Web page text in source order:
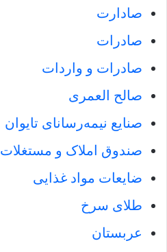
صادارت
صادرات
صادرات و واردات
صالح العمری
صنایع نیمه‌رسانای تایوان
صندوق املاک و‌ مستغلات
ضایعات مواد غذایی
طلای سرخ
عربستان